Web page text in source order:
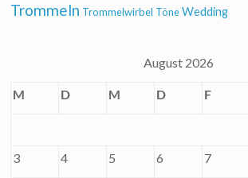
Trommeln Trommelwirbel Töne Wedding
August 2026
M D M D F
3 4 5 6 7